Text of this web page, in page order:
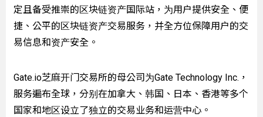
定且备受推崇的区块链资产国际站，为用户提供安全、便
捷、公平的区块链资产交易服务，并全方位保障用户的交
易信息和资产安全。
Gate.io芝麻开门交易所的母公司为Gate Technology Inc.，
服务遍布全球，分别在加拿大、韩国、日本、香港等多个
国家和地区设立了独立的交易业务和运营中心。